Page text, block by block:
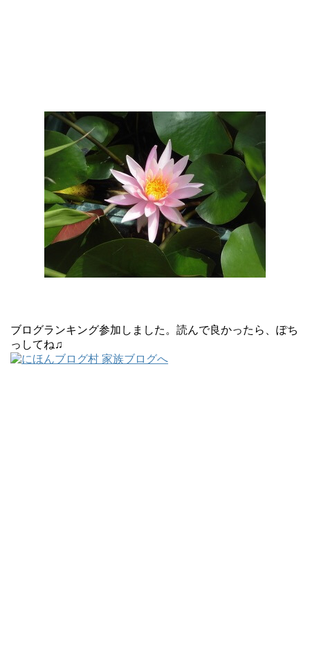
ブログランキング参加しました。読んで良かったら、ぽち
っしてね♫